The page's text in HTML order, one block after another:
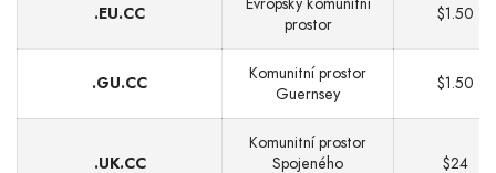
.EU.CC
prostor
$1.50
.GU.CC
Komunitní prostor
Guernsey
$1.50
.UK.CC
Komunitní prostor
Spojeného
$24